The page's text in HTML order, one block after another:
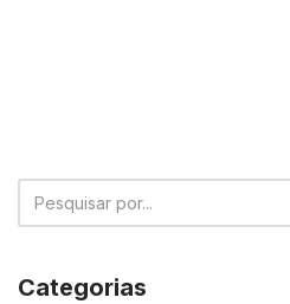
Categorias